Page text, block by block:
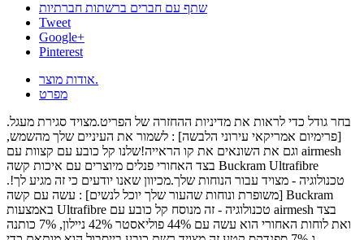
שתף עם חברים ברשתות חברתיות
Tweet
Google+
Pinterest
אודות מוצר.
מפרט
בחר גודל כדי לראות את מדיניות ההחזרה של הפריט.מצויד סגירת מעגל.
[פרימיום אמריקאי עירוני הלבשה] : לשמור את העיניים שלך מהשמש,
וגם את השונאים את קו הראייה!שלנו קל כובע עם קצוות עם airmesh
בצד האחורי פנלים מיוצרים עם איכות קשה Buckram Ultrafibre
טכנולוגיה - מצויד עבור הנוחות שלך.מכיוון שאנו יודעים כי זה מגיע לך!.
[משופרת ונוחות שהעור שלך יוכל לנשים] : עשה עם קשה Buckram
באמצעות Ultrafibre טכנולוגיה - זה מנוסח קל כובע עם airmesh בצד
ואת לוחות האחורי הוא עשה עם 44% פוליאסטר 42% ניילון, 7% כותנה